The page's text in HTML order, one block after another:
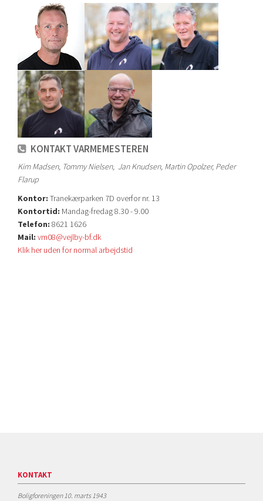
KONTAKT VARMEMESTEREN
Kim Madsen, Tommy Nielsen, Jan Knudsen, Martin Opolzer, Peder
Flarup
Kontor: Tranekærparken 7D overfor nr. 13
Kontortid: Mandag-fredag 8.30 - 9.00
Telefon: 8621 1626
Mail: vm08@vejlby-bf.dk
Klik her uden for normal arbejdstid
KONTAKT
Boligforeningen 10. marts 1943